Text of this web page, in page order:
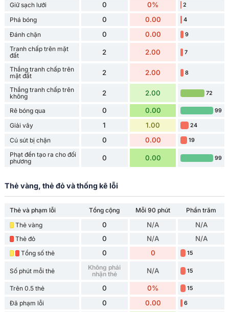
Giữ sạch lưới 0 0% 2
Phá bóng 0 0.00 4
Đánh chặn 0 0.00 9
Tranh chấp trên mặt
đất
2 2.00 7
Thắng tranh chấp trên
mặt đất
2 2.00 8
Thắng tranh chấp trên
không
2 2.00 72
Rê bóng qua 0 0.00 99
Giải vây 1 1.00 24
Cú sút bị chặn 0 0.00 19
Phạt đền tạo ra cho đối
phương
0 0.00 99
Thẻ vàng, thẻ đỏ và thống kê lỗi
Thẻ và phạm lỗi Tổng cộng Mỗi 90 phút
Phần trăm
Thẻ vàng
0 N/A N/A
Thẻ đỏ 0 N/A N/A
Tổng số thẻ 0 0 15
Số phút mỗi thẻ
Không phải
nhận thẻ
N/A 15
Trên 0.5 thẻ 0 0% 15
Đã phạm lỗi 0 0.00 6